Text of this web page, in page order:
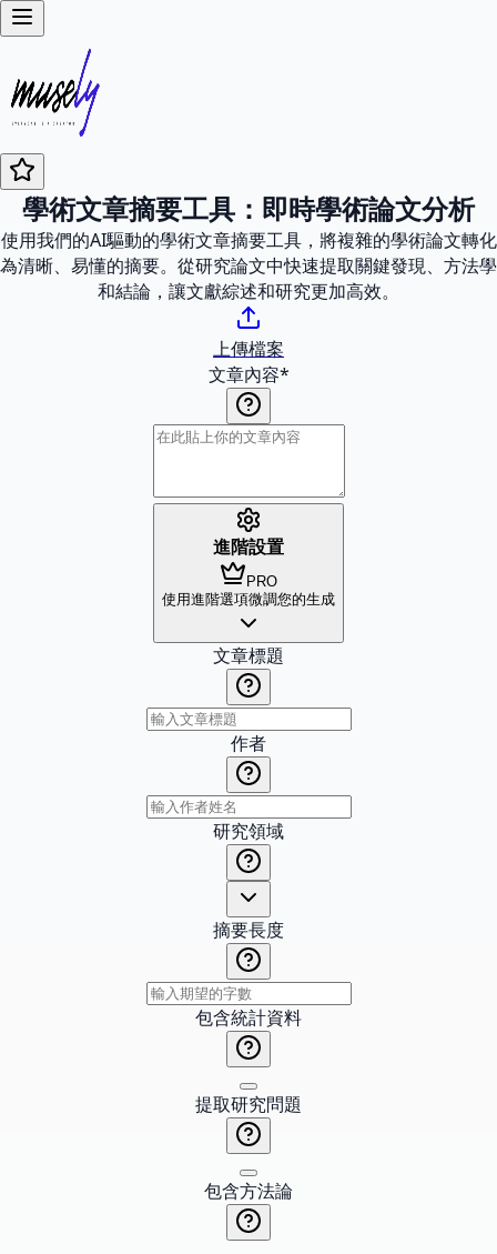
學術文章摘要工具：即時學術論文分析
使用我們的AI驅動的學術文章摘要工具，將複雜的學術論文轉化
為清晰、易懂的摘要。從研究論文中快速提取關鍵發現、方法學
和結論，讓文獻綜述和研究更加高效。
上傳檔案
文章內容*
進階設置
PRO
使用進階選項微調您的生成
文章標題
作者
研究領域
摘要長度
包含統計資料
提取研究問題
包含方法論